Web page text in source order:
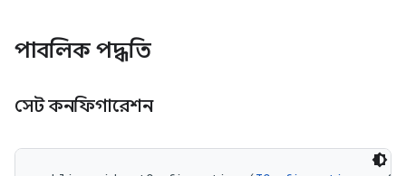
পাবলিক পদ্ধতি
সেট কনফিগারেশন